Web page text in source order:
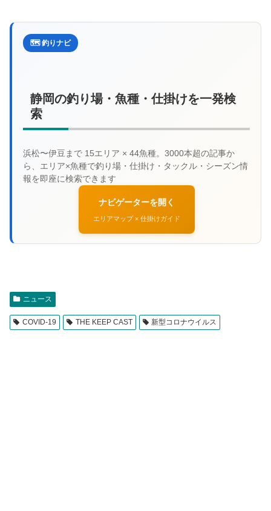
🗺️ 釣りナビ
静岡の釣り場・魚種・仕掛けを一発検
索
ナビゲーターを開く
エリアマップ × 仕掛けガイド
ニュース
COVID-19 THE KEEP CAST 新型コロナウイルス